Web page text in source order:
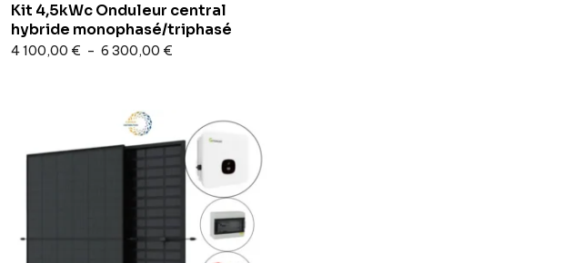
Kit 4,5kWc Onduleur central
hybride monophasé/triphasé
4 100,00 € – 6 300,00 €